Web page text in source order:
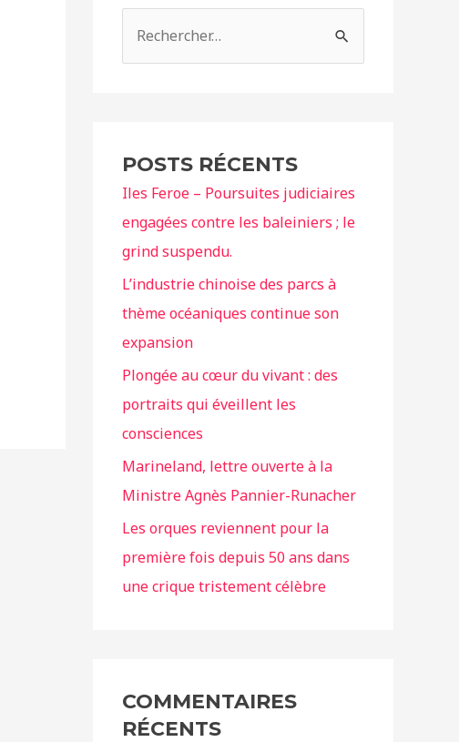
r
c
h
e
r
:
POSTS RÉCENTS
Iles Feroe – Poursuites judiciaires
engagées contre les baleiniers ; le
grind suspendu.
L’industrie chinoise des parcs à
thème océaniques continue son
expansion
Plongée au cœur du vivant : des
portraits qui éveillent les
consciences
Marineland, lettre ouverte à la
Ministre Agnès Pannier-Runacher
Les orques reviennent pour la
première fois depuis 50 ans dans
une crique tristement célèbre
COMMENTAIRES
RÉCENTS